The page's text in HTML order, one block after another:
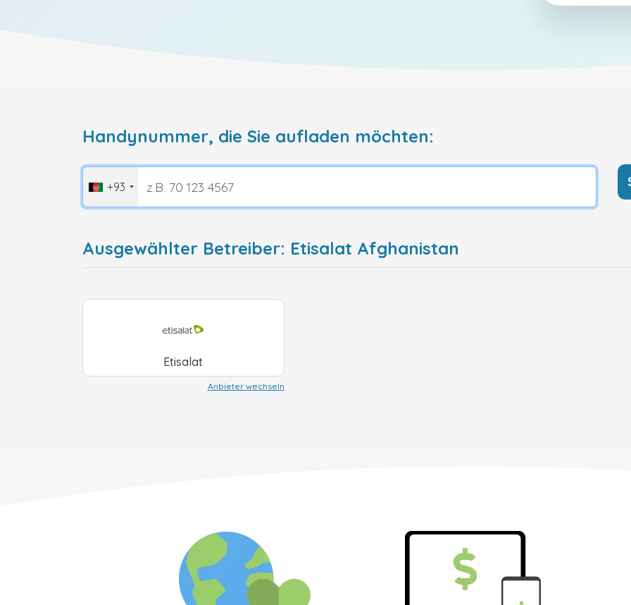
Handynummer, die Sie aufladen möchten:
+93
Ausgewählter Betreiber: Etisalat Afghanistan
Etisalat
Anbieter wechseln